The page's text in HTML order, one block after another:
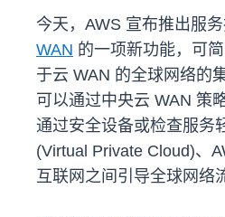
今天，AWS 宣布推出服
WAN 的一项新功能，可
于云 WAN 的全球网络的
可以通过中央云 WAN 策
通过安全设备或检查服务
(Virtual Private Cloud)、
互联网之间引导全球网络